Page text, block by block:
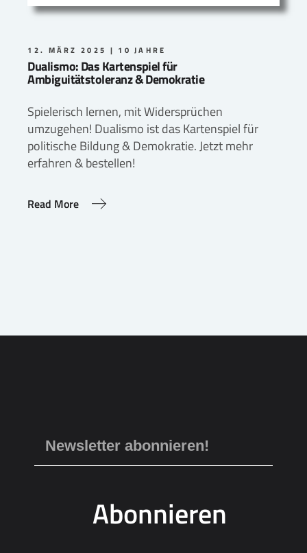
12. MÄRZ 2025 10 JAHRE
Dualismo: Das Kartenspiel für
Ambiguitätstoleranz & Demokratie
Spielerisch lernen, mit Widersprüchen
umzugehen! Dualismo ist das Kartenspiel für
politische Bildung & Demokratie. Jetzt mehr
erfahren & bestellen!
Read More
Abonnieren